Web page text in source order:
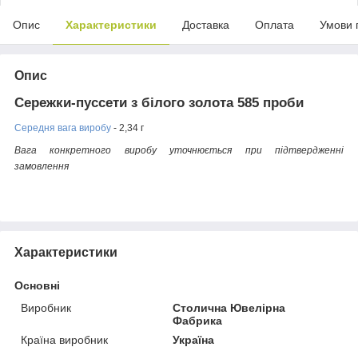
Опис Характеристики Доставка Оплата Умови
Опис
Сережки-пуссети з білого золота 585 проби
Середня вага виробу - 2,34 г
Вага конкретного виробу уточнюється при підтвердженні
замовлення
Характеристики
Основні
Виробник
Столична Ювелірна
Фабрика
Країна виробник
Україна